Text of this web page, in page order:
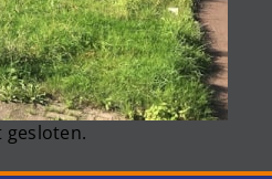
gesloten.